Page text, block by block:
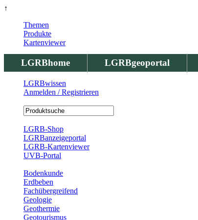
↑
LGRBhome LGRBgeoportal
Themen
Produkte
Kartenviewer
LGRBwissen
Anmelden / Registrieren
LGRB-Shop
LGRBanzeigeportal
LGRB-Kartenviewer
UVB-Portal
Bodenkunde
Erdbeben
Fachübergreifend
Geologie
Geothermie
Geotourismus